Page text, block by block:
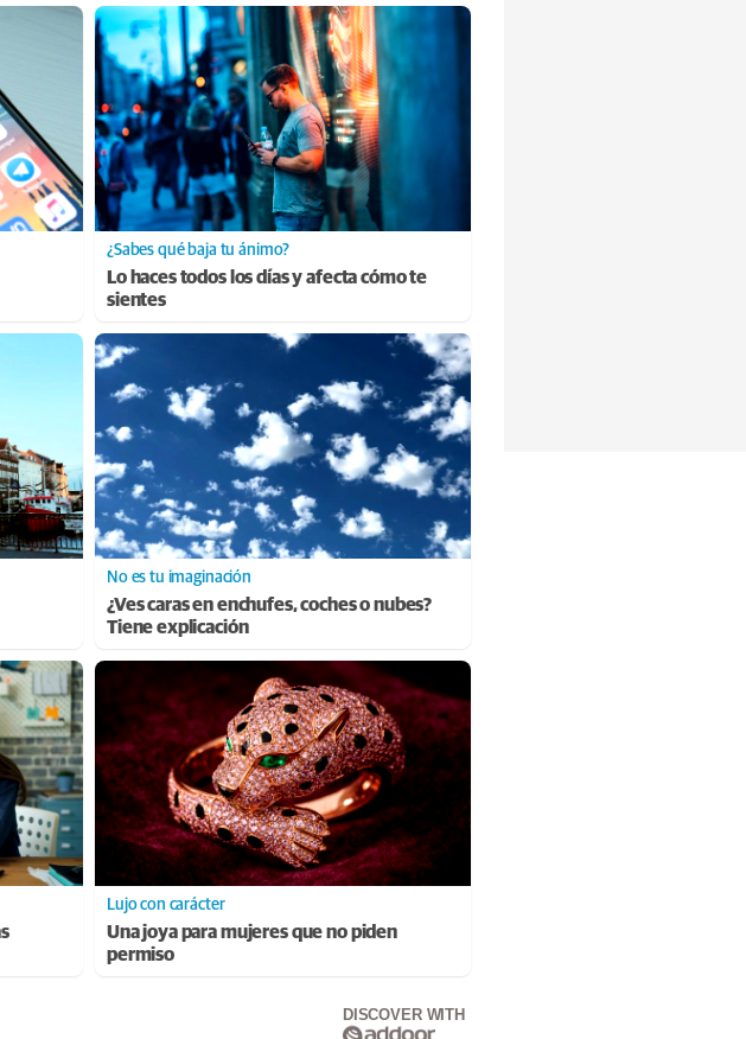
¿Sabes qué baja tu ánimo?
Lo haces todos los días y afecta cómo te
sientes
No es tu imaginación
¿Ves caras en enchufes, coches o nubes?
Tiene explicación
Lujo con carácter
Una joya para mujeres que no piden
permiso
DISCOVER WITH